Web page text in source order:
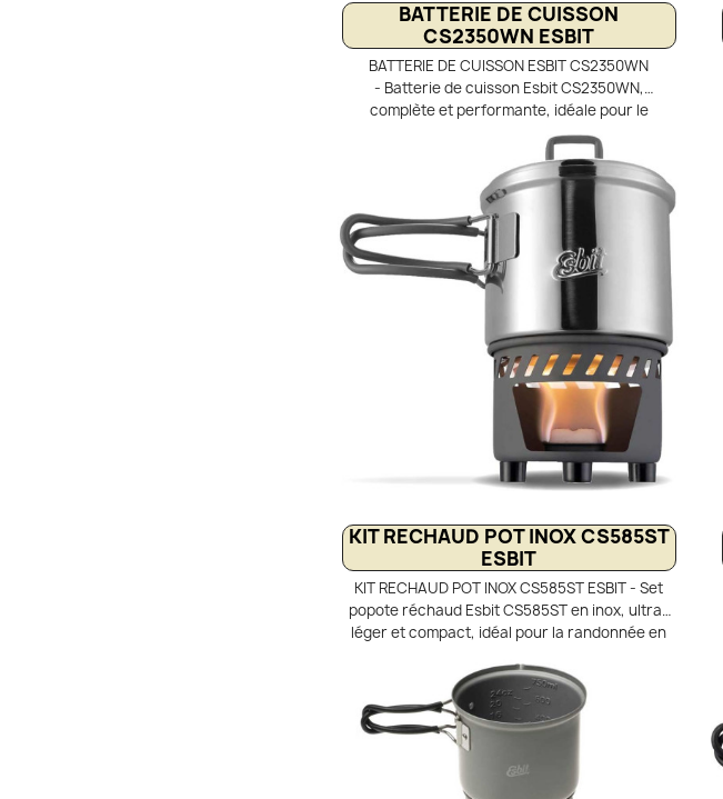
BATTERIE DE CUISSON
CS2350WN ESBIT
BATTERIE DE CUISSON ESBIT CS2350WN
- Batterie de cuisson Esbit CS2350WN,
complète et performante, idéale pour le
bivouac et le camping. Elle comprend de
nombreux accessoires ainsi qu’un brûleur à
alcool Spirit Esbit intégré. Conçue en aluminium
anodisé, elle est à la fois légère et résistante
pour un usage outdoor intensif. Le set se
compose de deux popotes d’une capacité de
1,8 L et 2,3 L. Dotée d’un échangeur thermique,
cette batterie de cuisine optimise la diffusion
combustible. Parfaite pour cuisiner
efficacement en pleine nature.
KIT RECHAUD POT INOX CS585ST
ESBIT
KIT RECHAUD POT INOX CS585ST ESBIT - Set
popote réchaud Esbit CS585ST en inox, ultra-
léger et compact, idéal pour la randonnée en
graduée de 585 ml avec couvercle et poignées
repliables isolées. Support de réchaud en
aluminium anodisé dur servant aussi de pare-
vent et se range dans la popote. Livré avec filet
de rangement, compatible avec combustible
solide Esbit (non fourni).